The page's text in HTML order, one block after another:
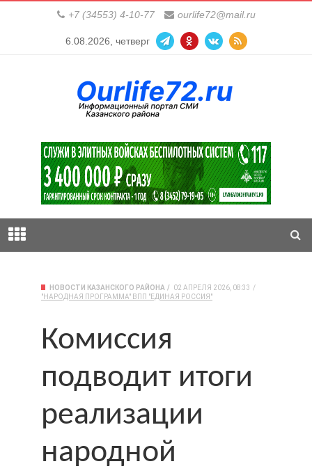
+7 (34553) 4-10-77 ourlife72@mail.ru
6.08.2026, четверг
НОВОСТИ КАЗАНСКОГО РАЙОНА
02 АПРЕЛЯ 2026, 08:33
"НАРОДНАЯ ПРОГРАММА" ВПП "ЕДИНАЯ РОССИЯ"
Комиссия
подводит итоги
реализации
народной